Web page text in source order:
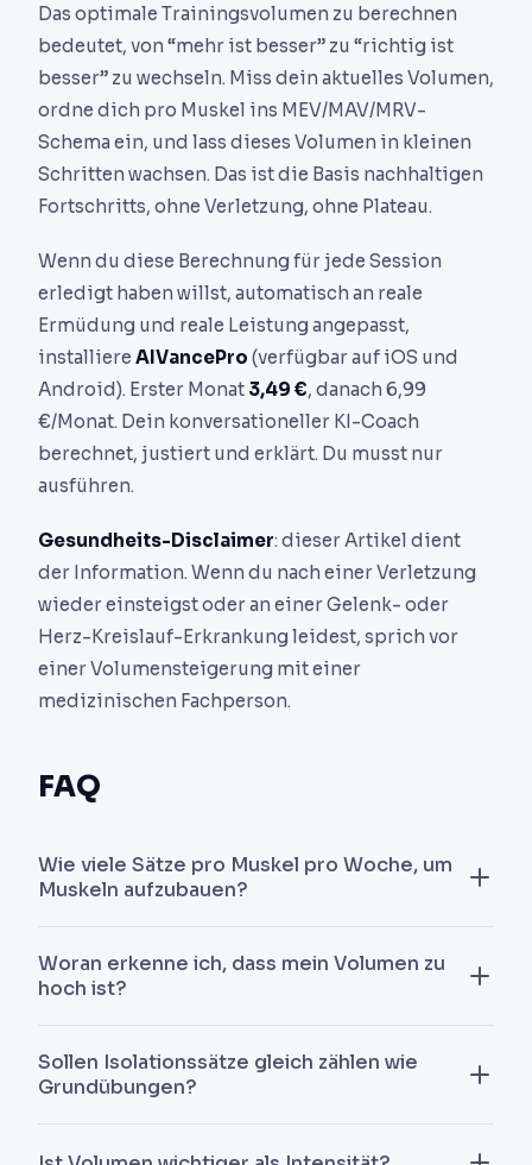
Das optimale Trainingsvolumen zu berechnen
bedeutet, von “mehr ist besser” zu “richtig ist
besser” zu wechseln. Miss dein aktuelles Volumen,
ordne dich pro Muskel ins MEV/MAV/MRV-
Schema ein, und lass dieses Volumen in kleinen
Schritten wachsen. Das ist die Basis nachhaltigen
Fortschritts, ohne Verletzung, ohne Plateau.
Wenn du diese Berechnung für jede Session
erledigt haben willst, automatisch an reale
Ermüdung und reale Leistung angepasst,
installiere AIVancePro (verfügbar auf iOS und
Android). Erster Monat 3,49 €, danach 6,99
€/Monat. Dein konversationeller KI-Coach
berechnet, justiert und erklärt. Du musst nur
ausführen.
Gesundheits-Disclaimer: dieser Artikel dient
der Information. Wenn du nach einer Verletzung
wieder einsteigst oder an einer Gelenk- oder
Herz-Kreislauf-Erkrankung leidest, sprich vor
einer Volumensteigerung mit einer
medizinischen Fachperson.
FAQ
Wie viele Sätze pro Muskel pro Woche, um
Muskeln aufzubauen?
effektive Sätze (nahe am Versagen) pro Muskel pro
Woran erkenne ich, dass mein Volumen zu
hoch ist?
Session zu Session, Schlaf wird schlechter, du
Sollen Isolationssätze gleich zählen wie
Grundübungen?